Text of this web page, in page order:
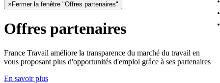
× Fermer la fenêtre "Offres partenaires"
Offres partenaires
France Travail améliore la transparence du marché du travail en
vous proposant plus d'opportunités d'emploi grâce à ses partenaires
En savoir plus